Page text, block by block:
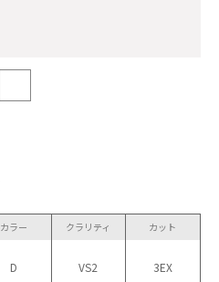
カラー
D
クラリティ
VS2
カット
3EX